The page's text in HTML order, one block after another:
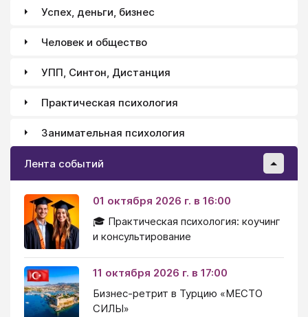
Успех, деньги, бизнес
Человек и общество
УПП, Синтон, Дистанция
Практическая психология
Занимательная психология
Лента событий
01 октября 2026 г. в 16:00
🎓 Практическая психология: коучинг
и консультирование
11 октября 2026 г. в 17:00
Бизнес-ретрит в Турцию «МЕСТО
СИЛЫ»